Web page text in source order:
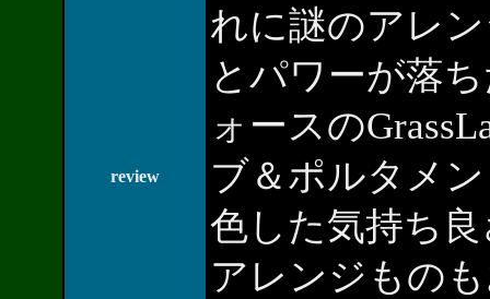
review
れに謎のアレ
とパワーが落
ォースの
ブ＆ポルタメ
色した気持ち
アレンジものも